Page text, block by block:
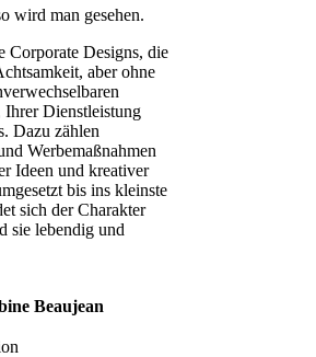
wird man gesehen.
Corporate Designs, die
aber ohne
Dienstleistung
Dazu zählen
Werbemaßnahmen
Ideen und kreativer
bis ins kleinste
sich der Charakter
sie lebendig und
Beaujean